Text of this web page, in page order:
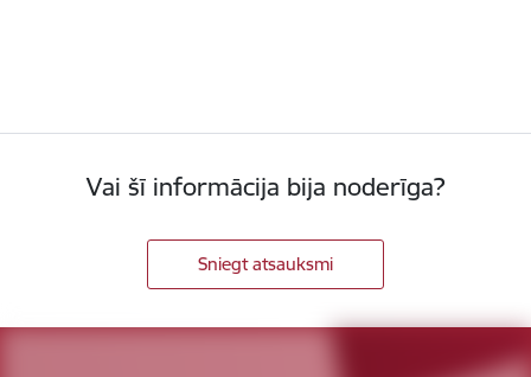
Vai šī informācija bija noderīga?
Sniegt atsauksmi